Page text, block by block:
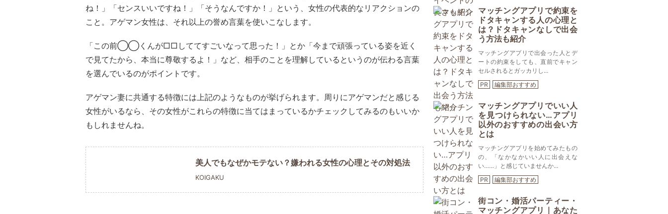
ね！」「センスいいですね！」「そうなんですか！」という、女性の代表的なリアクションの
こと。アゲマン女性は、それ以上の誉め言葉を使いこなします。
「この前◯◯くんが□□しててすごいなって思った！」とか「今まで頑張っている姿を近く
で見てたから、本当に尊敬するよ！」など、相手のことを理解しているというのが伝わる言葉
を選んでいるのがポイントです。
アゲマン妻に共通する特徴には上記のようなものが挙げられます。周りにアゲマンだと感じる
女性がいるなら、その女性がこれらの特徴に当てはまっているかチェックしてみるのもいいか
もしれませんね。
美人でもなぜかモテない？嫌われる女性の心理とその対処法
KOIGAKU
マッチングアプリで約束を
ドタキャンする人の心理と
は？ドタキャンなしで出会
う方法も紹介
マッチングアプリで出会った人とデ
ートの約束をしても、直前でキャン
セルされるとガッカリし...
PR
編集部おすすめ
マッチングアプリでいい人
を見つけられない…アプリ
以外のおすすめの出会い方
とは
マッチングアプリを始めてみたもの
の、「なかなかいい人に出会えな
い……」と感じていませんか...
PR
編集部おすすめ
街コン・婚活パーティー・
マッチングアプリ｜あなた